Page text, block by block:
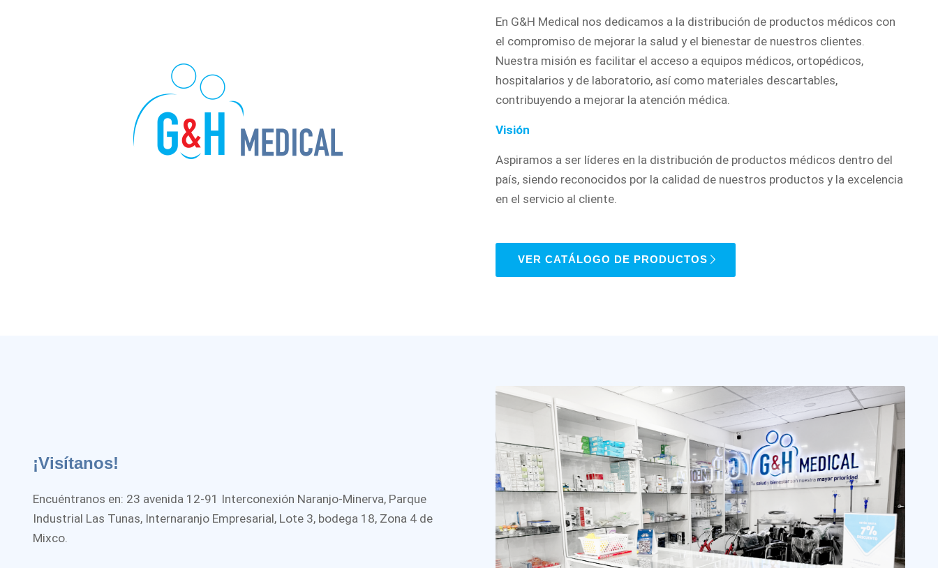
En G&H Medical nos dedicamos a la distribución de productos médicos con
el compromiso de mejorar la salud y el bienestar de nuestros clientes.
Nuestra misión es facilitar el acceso a equipos médicos, ortopédicos,
hospitalarios y de laboratorio, así como materiales descartables,
contribuyendo a mejorar la atención médica.
Visión
Aspiramos a ser líderes en la distribución de productos médicos dentro del
país, siendo reconocidos por la calidad de nuestros productos y la excelencia
en el servicio al cliente.
VER CATÁLOGO DE PRODUCTOS
¡Visítanos!
Encuéntranos en: 23 avenida 12-91 Interconexión Naranjo-Minerva, Parque
Industrial Las Tunas, Internaranjo Empresarial, Lote 3, bodega 18, Zona 4 de
Mixco.